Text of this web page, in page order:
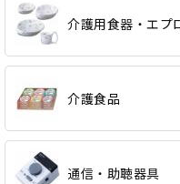
介護用食器・エプ
介護食品
通信・助聴器具